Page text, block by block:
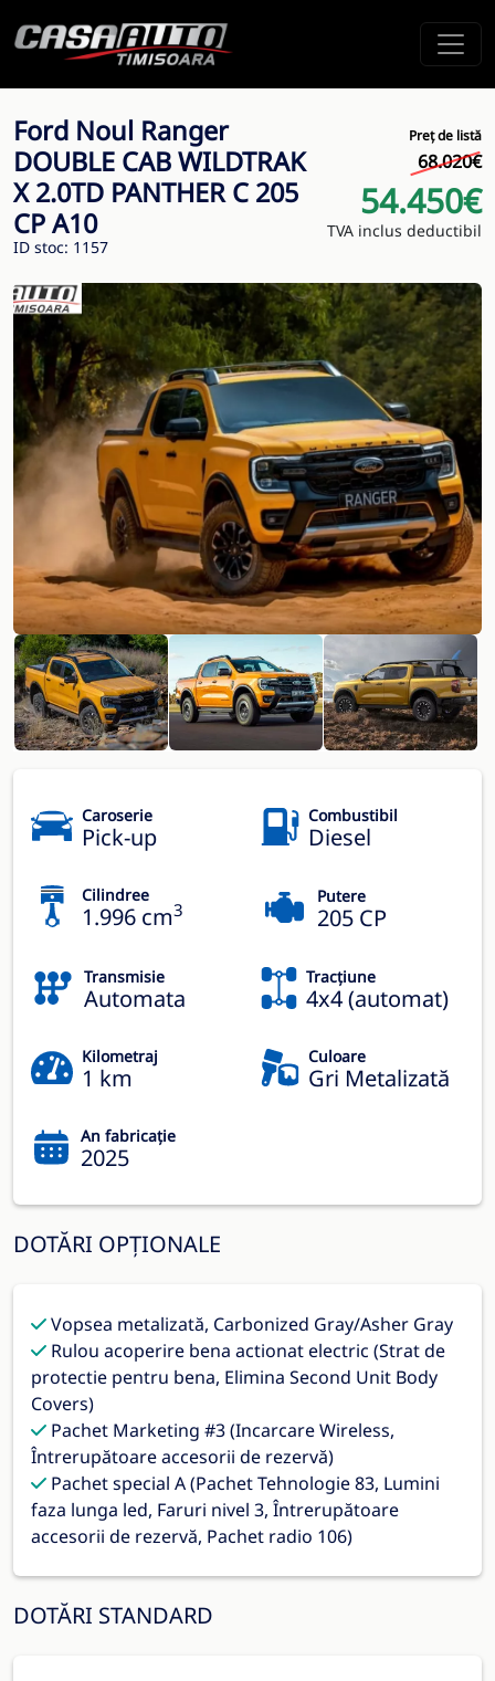
Ford Noul Ranger
DOUBLE CAB WILDTRAK
X 2.0TD PANTHER C 205
CP A10
ID stoc: 1157
Preț de listă
68.020€
54.450€
TVA inclus deductibil
Caroserie
Pick-up
Combustibil
Diesel
Cilindree
1.996 cm3
Putere
205 CP
Transmisie
Automata
Tracțiune
4x4 (automat)
Kilometraj
1 km
Culoare
Gri Metalizată
An fabricație
2025
DOTĂRI OPȚIONALE
Vopsea metalizată, Carbonized Gray/Asher Gray
Rulou acoperire bena actionat electric (Strat de
protectie pentru bena, Elimina Second Unit Body
Covers)
Pachet Marketing #3 (Incarcare Wireless,
Întrerupătoare accesorii de rezervă)
Pachet special A (Pachet Tehnologie 83, Lumini
faza lunga led, Faruri nivel 3, Întrerupătoare
accesorii de rezervă, Pachet radio 106)
DOTĂRI STANDARD